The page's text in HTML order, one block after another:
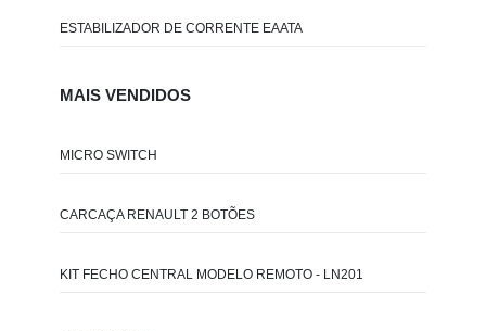
ESTABILIZADOR DE CORRENTE EAATA
MAIS VENDIDOS
MICRO SWITCH
CARCAÇA RENAULT 2 BOTÕES
KIT FECHO CENTRAL MODELO REMOTO - LN201